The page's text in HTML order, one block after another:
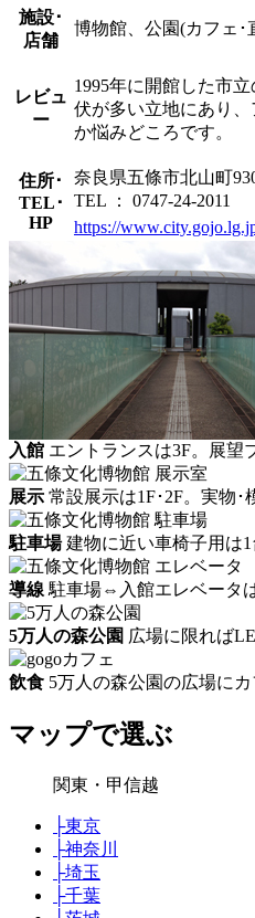
施設･
店舗
博物館、公園(カフェ･
レビュ
ー
1995年に開館した市
伏が多い立地にあり
か悩みどころです。
住所･
TEL･
HP
奈良県五條市北山町
TEL ： 0747-24-2011
https://
入館 エントランスは3F。展望
展示 常設展示は1F･2F。実物
駐車場建物に近い車椅子用は
導線 駐車場⇔入館エレベータ
5万人の森公園 広場に限れば
飲食 5万人の森公園の広場に
マップで選ぶ
関東・甲信越
├東京
├神奈川
├埼玉
├千葉